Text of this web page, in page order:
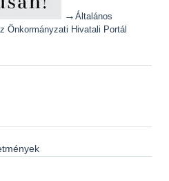
→ Általános
Önkormányzati Hivatali Portál